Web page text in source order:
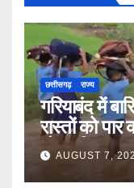
छत्तीसगढ़ राज्य
गरियाबंद में
रास्तों को
मौसम विभाग
AUGUST 7,